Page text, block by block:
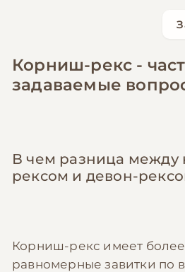
Корниш-рекс -
задаваемые
В чем разница
рексом и девон-
Корниш-рекс имеет
равномерные завитки по